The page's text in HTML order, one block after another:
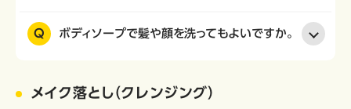
Q ボディソープで髪や顔を洗ってもよいですか。
メイク落とし（クレンジング）